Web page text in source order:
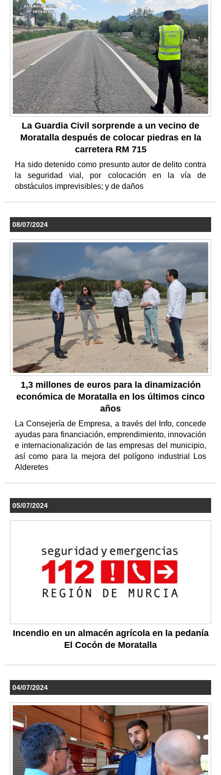
La Guardia Civil sorprende a un vecino de
Moratalla después de colocar piedras en la
carretera RM 715
Ha sido detenido como presunto autor de delito contra
la seguridad vial, por colocación en la vía de
obstáculos imprevisibles; y de daños
08/07/2024
1,3 millones de euros para la dinamización
económica de Moratalla en los últimos cinco
años
La Consejería de Empresa, a través del Info, concede
ayudas para financiación, emprendimiento, innovación
e internacionalización de las empresas del municipio,
así como para la mejora del polígono industrial Los
Alderetes
05/07/2024
Incendio en un almacén agrícola en la pedanía
El Cocón de Moratalla
04/07/2024